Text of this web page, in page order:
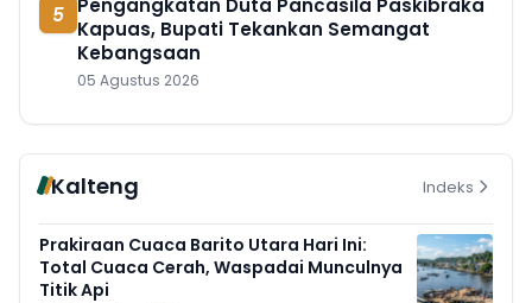
5 Pengangkatan Duta Pancasila Paskibraka
Kapuas, Bupati Tekankan Semangat
Kebangsaan
05 Agustus 2026
Kalteng Indeks
Prakiraan Cuaca Barito Utara Hari Ini:
Total Cuaca Cerah, Waspadai Munculnya
Titik Api